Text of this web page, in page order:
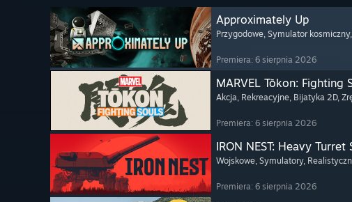
Approximately Up
Przygodowe, Symulator kosmiczny
Premiera: 6 sierpnia 2026
MARVEL Tōkon: Fighting
Akcja, Rekreacyjne, Bijatyka 2D,
Premiera: 6 sierpnia 2026
IRON NEST: Heavy Turret
Wojskowe, Symulatory,
Premiera: 6 sierpnia 2026